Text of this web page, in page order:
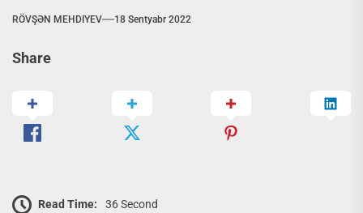
RÖVŞƏN MEHDIYEV 18 Sentyabr 2022
Share
Read Time: 36 Second